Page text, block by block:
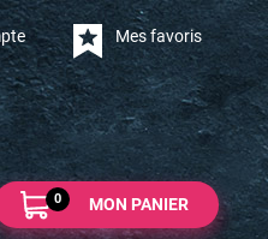
Mes favoris
MON PANIER
0